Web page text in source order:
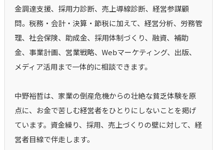
金調達支援、採用力診断、売上導線診断、経営参謀顧
問。税務・会計・決算・節税に加えて、経営分析、労務管
理、社会保険、助成金、採用体制づくり、融資、補助
金、事業計画、営業戦略、Webマーケティング、出版、
メディア活用まで一体的に相談できます。
中野裕哲は、家業の倒産危機からの壮絶な貧乏体験を原
点に、お金で苦しむ経営者をひとりにしないことを掲げ
ています。資金繰り、採用、売上づくりの壁に対して、経
営者目線で伴走します。